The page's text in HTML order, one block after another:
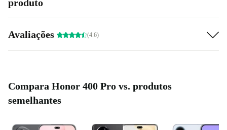
produto
Avaliações (4.6)
Compara Honor 400 Pro vs. produtos
semelhantes